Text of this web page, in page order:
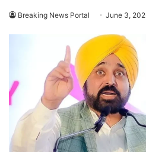
Breaking News Portal June 3,